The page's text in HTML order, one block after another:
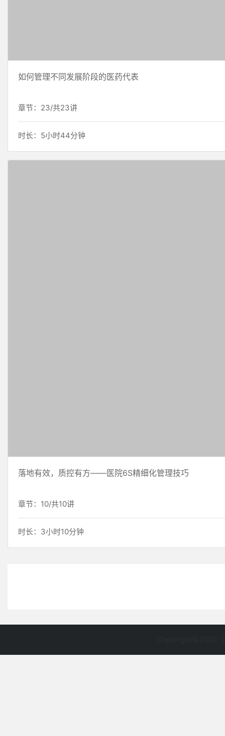
如何管理不同发展阶段的医药代表
章节：23/共23讲
时长：5小时44分钟
落地有效，质控有方——医院6S精细化管理技巧
章节：10/共10讲
时长：3小时10分钟